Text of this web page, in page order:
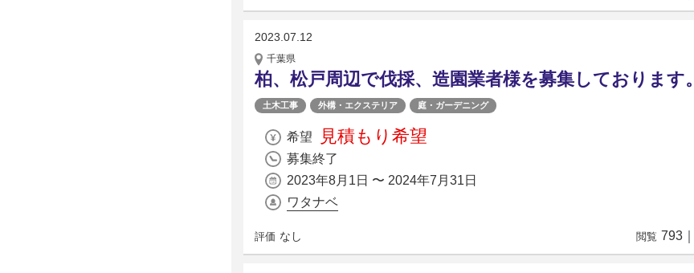
2023.07.12
千葉県
柏、松戸周辺で伐採、造園業者様を募集しております。
土木工事 外構・エクステリア 庭・ガーデニング
希望 見積もり希望
募集終了
2023年8月1日 〜 2024年7月31日
ワタナベ
評価 なし 閲覧 793